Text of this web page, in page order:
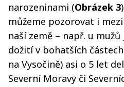
narozeninami (Obrázek 3
můžeme pozorovat i
naší země – např. u
dožití v bohatších
na Vysočině) asi o 5 let
Severní Moravy či